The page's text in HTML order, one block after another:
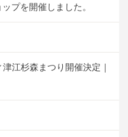
プを開催しました。
江杉森まつり開催決定｜